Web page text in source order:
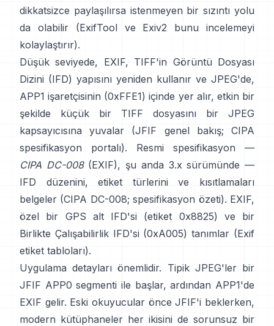
dikkatsizce paylaşılırsa istenmeyen bir sızıntı yolu
da olabilir (ExifToolve Exiv2 bunu incelemeyi
kolaylaştırır).
Düşük seviyede, EXIF, TIFF'in Görüntü Dosyası
Dizini (IFD) yapısını yeniden kullanır ve JPEG'de,
APP1 işaretçisinin (0xFFE1) içinde yer alır, etkin bir
şekilde küçük bir TIFF dosyasını bir JPEG
kapsayıcısına yuvalar (JFIF genel bakış;CIPA
spesifikasyon portalı). Resmi spesifikasyon —
CIPA DC-008(EXIF), şu anda 3.x sürümünde —
IFD düzenini, etiket türlerini ve kısıtlamaları
belgeler (CIPA DC-008;spesifikasyon özeti). EXIF,
özel bir GPS alt IFD'si (etiket 0x8825) ve bir
Birlikte Çalışabilirlik IFD'si (0xA005) tanımlar (Exif
etiket tabloları).
Uygulama detayları önemlidir. Tipik JPEG'ler bir
JFIF APP0 segmenti ile başlar, ardından APP1'de
EXIF gelir. Eski okuyucular önce JFIF'i beklerken,
modern kütüphaneler her ikisini de sorunsuz bir